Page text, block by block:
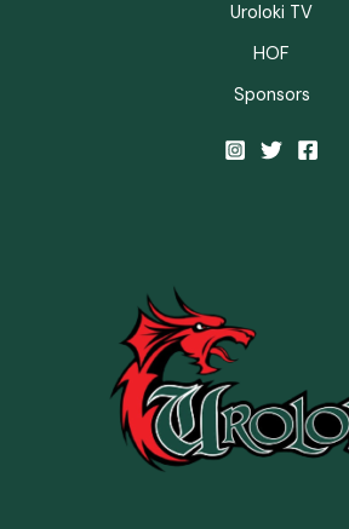
Uroloki TV
HOF
Sponsors